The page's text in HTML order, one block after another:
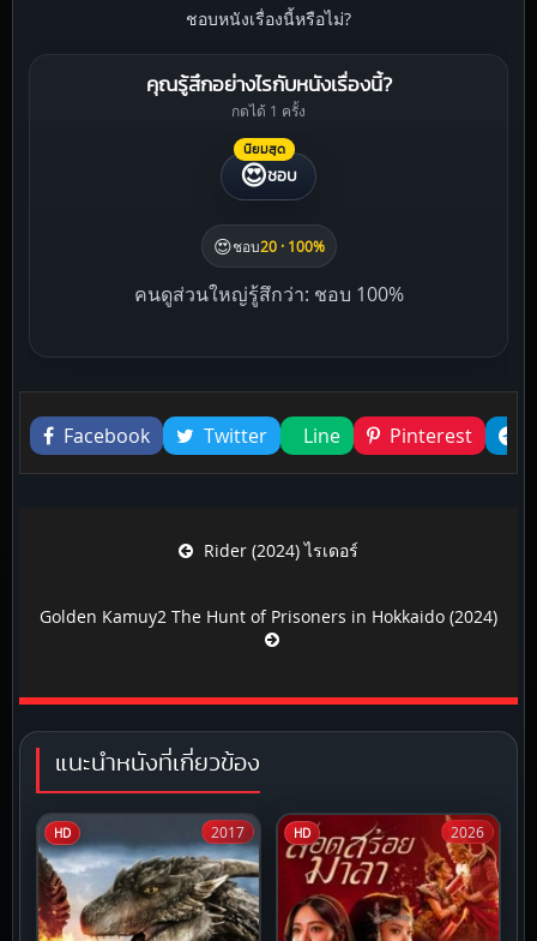
ชอบหนังเรื่องนี้หรือไม่?
คุณรู้สึกอย่างไรกับหนังเรื่องนี้?
กดได้ 1 ครั้ง
นิยมสุด
😍ชอบ
😍ชอบ20 · 100%
คนดูส่วนใหญ่รู้สึกว่า: ชอบ 100%
Liked this
Facebook
Twitter Line Pinterest
Rider (2024) ไรเดอร์
Golden Kamuy2 The Hunt of Prisoners in Hokkaido (2024)
แนะนำหนังที่เกี่ยวข้อง
HD 2017 HD 2026